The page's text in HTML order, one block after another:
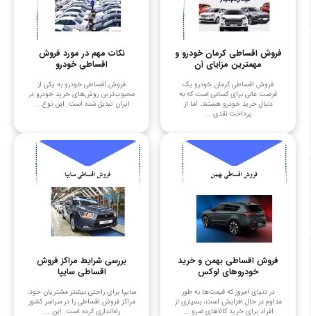
فروش اقساطی کرمان خودرو و
مهمترین مزایای آن
فروش اقساطی کرمان خودرو یک
فرصت عالی برای کسانی است که به
دنبال خرید خودرو هستند، اما از
پرداخت نقدی ...
نکات مهم در مورد فروش
اقساطی خودرو
فروش اقساطی خودرو به یکی از
محبوب‌ترین روش‌های خرید خودرو در
ایران تبدیل شده است. این نوع ...
فروش اقساطی بهمن و خرید
خودروهای لوکس
در دنیای امروز که قیمت‌ها به طور
مداوم در حال افزایش است، بسیاری از
افراد برای خرید کالاهای ضرو ...
بررسی شرایط مراکز فروش
اقساطی سایپا
سایپا برای راحتی بیشتر مشتریان خود،
مراکز فروش اقساطی را در سراسر کشور
راه‌اندازی کرده است. این ...